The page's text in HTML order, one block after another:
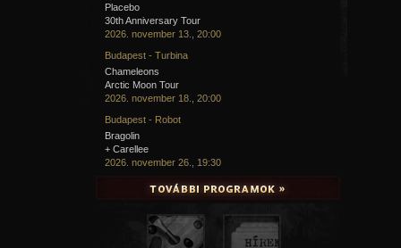
Placebo
30th Anniversary Tour
2026. november 13., 20:00
Budapest - Turbina
Chameleons
Arctic Moon Tour
2026. november 18., 20:00
Budapest - Robot
Bragolin
+ Carellee
2026. november 26., 19:30